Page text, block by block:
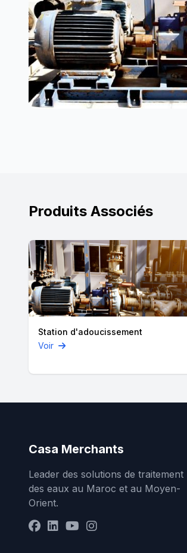
Produits Associés
Station d'adoucissement
Voir
Casa Merchants
Leader des solutions de traitement
des eaux au Maroc et au Moyen-
Orient.